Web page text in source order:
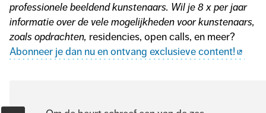
professionele beeldend kunstenaars. Wil je 8 x per jaar
informatie over de vele mogelijkheden voor kunstenaars,
zoals opdrachten, residencies, open calls, en meer?
Abonneer je dan nu en ontvang exclusieve content!